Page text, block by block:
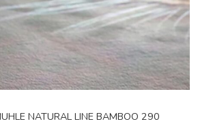
NATURAL LINE BAMBOO 290